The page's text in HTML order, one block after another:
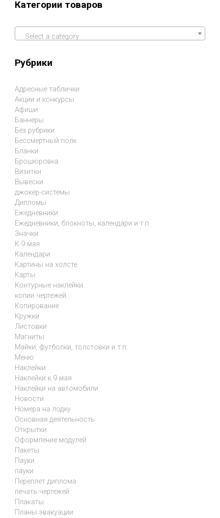
Категории товаров
Select a category
Рубрики
Адресные таблички
Акции и конкурсы
Афиши
Баннеры
Без рубрики
Бессмертный полк
Бланки
Брошюровка
Визитки
Вывески
джокер-системы
Дипломы
Ежедневники
Ежедневники, блокноты, календари и т.п.
Значки
К 9 мая
Календари
Картины на холсте
Карты
Контурные наклейки
копии чертежей
Копирование
Кружки
Листовки
Магниты
Майки, футболки, толстовки и т.п.
Меню
Наклейки
Наклейки к 9 мая
Наклейки на автомобили
Новости
Номера на лодку
Основная деятельность
Открытки
Оформление модулей
Пакеты
Пауки
пауки
Переплет диплома
печать чертежей
Плакаты
Планы эвакуации